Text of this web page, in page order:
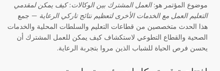
موضوع المؤتمر هو:العمل المشترك بين الوكالات: كيف يمكن لمقدمي
التعليم العمل مع الخدمات الأخرى لتعظيم نتائج تاركي الرعاية — جمع
هذا الحدث متخصصين من قطاعات التعليم والسلطات المحلية والخدمات
الصحية والقطاع التطوعي لاستكشاف كيف يمكن للعمل المشترك أن
يحسن فرص الحياة للشباب الذين مروا بتجربة الرعاية.